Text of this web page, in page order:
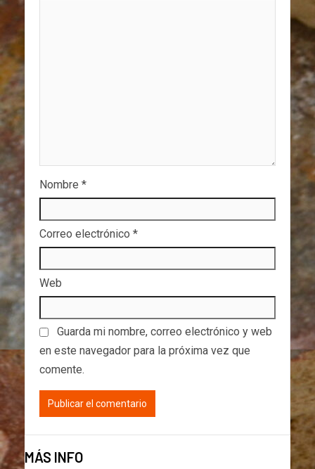
Nombre *
Correo electrónico *
Web
Guarda mi nombre, correo electrónico y web
en este navegador para la próxima vez que
comente.
MÁS INFO